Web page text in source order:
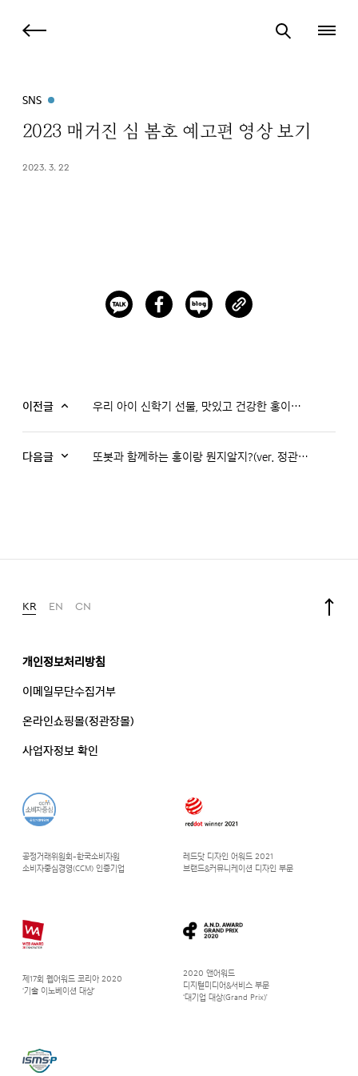
SNS
2023 매거진 심 봄호 예고편 영상 보기
2023. 3. 22
이전글 우리 아이 신학기 선물, 맛있고 건강한 홍이장군!
다음글 또봇과 함께하는 홍이랑 뭔지알지?(ver. 정관장 홍이장군)
KR EN CN
공정거래위원회-한국소비자원
소비자중심경영(CCM) 인증기업
레드닷 디자인 어워드 2021
브랜드&커뮤니케이션 디자인 부문
제17회 웹어워드 코리아 2020
‘기술 이노베이션 대상’
2020 앤어워드
디지털미디어&서비스 부문
‘대기업 대상(Grand Prix)’
개인정보처리방침
이메일무단수집거부
온라인쇼핑몰(정관장몰)
사업자정보 확인